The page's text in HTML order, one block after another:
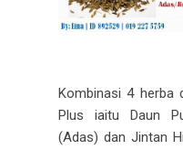
Kombinasi 4 herba
Plus iaitu Daun
(Adas) dan Jintan